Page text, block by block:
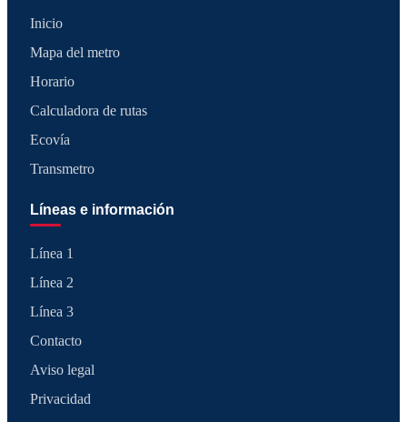
Inicio
Mapa del metro
Horario
Calculadora de rutas
Ecovía
Transmetro
Líneas e información
Línea 1
Línea 2
Línea 3
Contacto
Aviso legal
Privacidad